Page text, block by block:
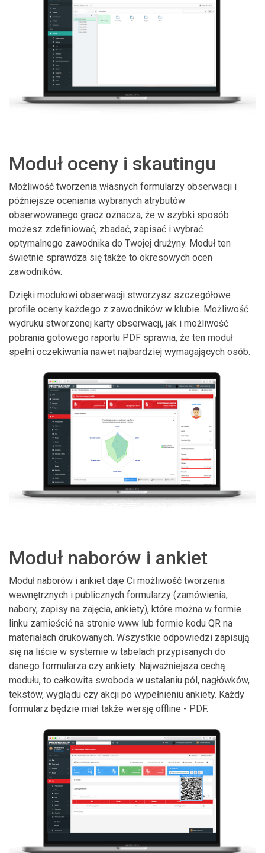
Moduł oceny i skautingu
Możliwość tworzenia własnych formularzy obserwacji i
późniejsze oceniania wybranych atrybutów
obserwowanego gracz oznacza, że w szybki sposób
możesz zdefiniować, zbadać, zapisać i wybrać
optymalnego zawodnika do Twojej drużyny. Moduł ten
świetnie sprawdza się także to okresowych ocen
zawodników.
Dzięki modułowi obserwacji stworzysz szczegółowe
profile oceny każdego z zawodników w klubie. Możliwość
wydruku stworzonej karty obserwacji, jak i możliwość
pobrania gotowego raportu PDF sprawia, że ten moduł
spełni oczekiwania nawet najbardziej wymagających osób.
Moduł naborów i ankiet
Moduł naborów i ankiet daje Ci możliwość tworzenia
wewnętrznych i publicznych formularzy (zamówienia,
nabory, zapisy na zajęcia, ankiety), które można w formie
linku zamieścić na stronie www lub formie kodu QR na
materiałach drukowanych. Wszystkie odpowiedzi zapisują
się na liście w systemie w tabelach przypisanych do
danego formularza czy ankiety. Najważniejsza cechą
modułu, to całkowita swoboda w ustalaniu pól, nagłówków,
tekstów, wyglądu czy akcji po wypełnieniu ankiety. Każdy
formularz będzie miał także wersję offline - PDF.